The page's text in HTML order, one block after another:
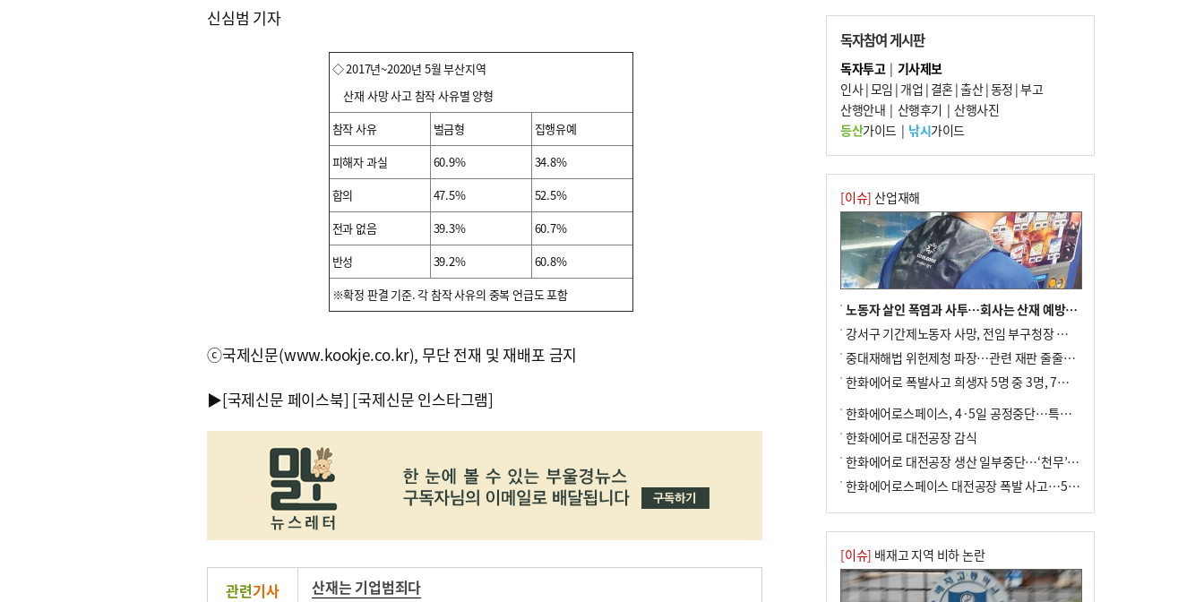
신심범 기자
◇ 2017년~2020년 5월 부산지역
산재 사망 사고 참작 사유별 양형
참작 사유
벌금형
집행유예
피해자 과실
60.9%
34.8%
합의
47.5%
52.5%
전과 없음
39.3%
60.7%
반성
39.2%
60.8%
※확정 판결 기준. 각 참작 사유의 중복 언급도 포함
ⓒ국제신문(www.kookje.co.kr), 무단 전재 및 재배포 금지
▶[국제신문 페이스북] [국제신문 인스타그램]
관련기사 산재는 기업범죄다
7
법원, 단차 논란 북항 복합환승센터 공사중
지 관련 현장검증
8
통영시민 추석 전 35만 원 받는다
9
부산 철강공장 50대 노동자 추락사
10 국힘 부산시당, ‘정이한 조력’ 시의원 윤리
위에…‘한동훈 지지’도 신고접수
독자참여 게시판
독자투고| 기사제보
인사|모임 | 개업 | 결혼|출산|동정 |부고
산행안내 | 산행후기 | 산행사진
등산가이드| 낚시가이드
[이슈] 산업재해
노동자 살인 폭염과 사투…회사는 산재 예방·전기료 절감 전력
강서구 기간제노동자 사망, 전임 부구청장 檢 송치
중대재해법 위헌제청 파장…관련 재판 줄줄이 브레이크
한화에어로 폭발사고 희생자 5명 중 3명, 7일 영면
한화에어로스페이스, 4·5일 공정중단…특별 안전점검
한화에어로 대전공장 감식
한화에어로 대전공장 생산 일부중단…‘천무’ 수출 비상
한화에어로스페이스 대전공장 폭발 사고…5명 사망·2명 부상(종합)
[이슈] 배재고 지역 비하 논란